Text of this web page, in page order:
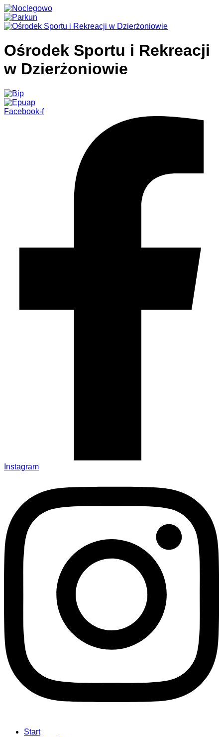
Ośrodek Sportu i Rekreacji
w Dzierżoniowie
Facebook-f
Instagram
Start